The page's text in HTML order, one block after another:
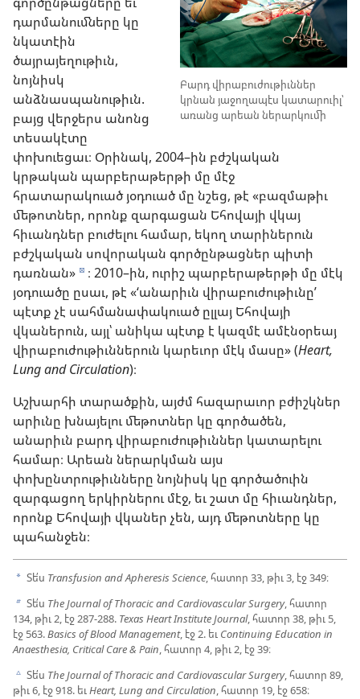
Բարդ վիրաբուժութիւններ
կրնան յաջողապէս կատարուիլ՝
առանց արեան ներարկումի
դարմանումները կը
նկատէին
ծայրայեղութիւն,
նոյնիսկ
անձնասպանութիւն.
բայց վերջերս անոնց
տեսակէտը
փոխուեցաւ։ Օրինակ, 2004–ին բժշկական
կրթական պարբերաթերթի մը մէջ
հրատարակուած յօդուած մը նշեց, թէ «բազմաթիւ
մեթոտներ, որոնք զարգացան Եհովայի վկայ
հիւանդներ բուժելու համար, եկող տարիներուն
բժշկական սովորական գործընթացներ պիտի
դառնան» d ։ 2010–ին, ուրիշ պարբերաթերթի մը մէկ
յօդուածը ըսաւ, թէ «‘անարիւն վիրաբուժութիւնը’
պէտք չէ սահմանափակուած ըլլայ Եհովայի
վկաներուն, այլ՝ անիկա պէտք է կազմէ ամէնօրեայ
վիրաբուժութիւններուն կարեւոր մէկ մասը» (Heart,
Lung and Circulation)։
Աշխարհի տարածքին, այժմ հազարաւոր բժիշկներ
արիւնը խնայելու մեթոտներ կը գործածեն,
անարիւն բարդ վիրաբուժութիւններ կատարելու
համար։ Արեան ներարկման այս
փոխընտրութիւնները նոյնիսկ կը գործածուին
զարգացող երկիրներու մէջ, եւ շատ մը հիւանդներ,
որոնք Եհովայի վկաներ չեն, այդ մեթոտները կը
պահանջեն։
a Տե՛ս Transfusion and Apheresis Science, հատոր 33, թիւ 3, էջ 349։
b Տե՛ս The Journal of Thoracic and Cardiovascular Surgery, հատոր
134, թիւ 2, էջ 287-288. Texas Heart Institute Journal, հատոր 38, թիւ 5,
էջ 563.Basics of Blood Management, էջ 2. եւ Continuing Education in
Anaesthesia, Critical Care & Pain, հատոր 4, թիւ 2, էջ 39։
c Տե՛ս The Journal of Thoracic and Cardiovascular Surgery, հատոր 89,
թիւ 6, էջ 918. եւHeart, Lung and Circulation, հատոր 19, էջ 658։